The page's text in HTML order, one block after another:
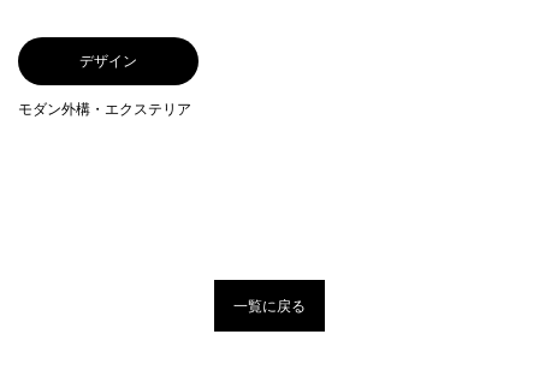
デザイン
モダン外構・エクステリア
一覧に戻る